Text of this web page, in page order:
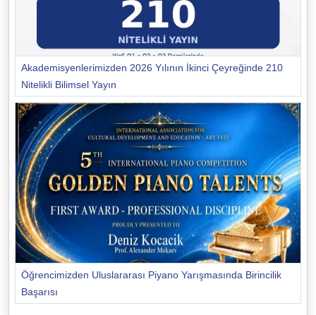
Akademisyenlerimizden 2026 Yılının İkinci Çeyreğinde 210
Nitelikli Bilimsel Yayın
Öğrencimizden Uluslararası Piyano Yarışmasında Birincilik
Başarısı